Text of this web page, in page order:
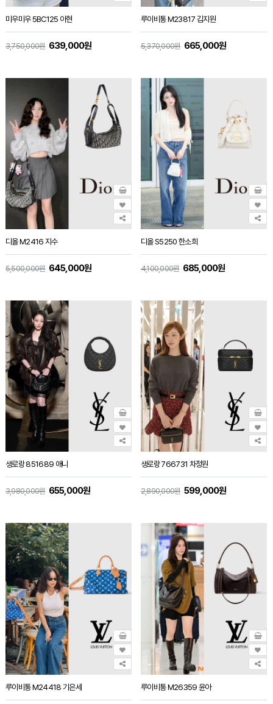
미우미우 5BC125 아현
3,750,000원 639,000원
루이비통 M23817 김지원
5,370,000원 665,000원
디올 M2416 지수
5,500,000원 645,000원
디올 S5250 한소희
4,100,000원 685,000원
생로랑 851689 애니
3,980,000원 655,000원
생로랑 766731 차정원
2,890,000원 599,000원
루이비통 M24418 기은세 루이비통 M26359 윤아